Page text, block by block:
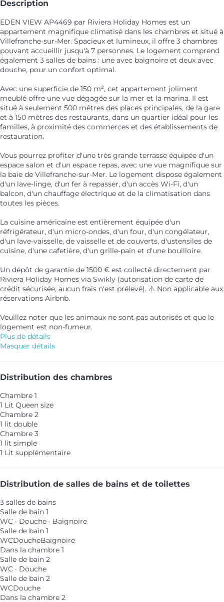
Description
EDEN VIEW AP4469 par Riviera Holiday Homes est un
appartement magnifique climatisé dans les chambres et situé à
Villefranche-sur-Mer. Spacieux et lumineux, il offre 3 chambres
pouvant accueillir jusqu'à 7 personnes. Le logement comprend
également 3 salles de bains : une avec baignoire et deux avec
douche, pour un confort optimal.
Avec une superficie de 150 m², cet appartement joliment
meublé offre une vue dégagée sur la mer et la marina. Il est
situé à seulement 500 mètres des places principales, de la gare
et à 150 mètres des restaurants, dans un quartier idéal pour les
familles, à proximité des commerces et des établissements de
restauration.
Vous pourrez profiter d'une très grande terrasse équipée d'un
espace salon et d'un espace repas, avec une vue magnifique sur
la baie de Villefranche-sur-Mer. Le logement dispose également
d'un lave-linge, d'un fer à repasser, d'un accès Wi-Fi, d'un
balcon, d'un chauffage électrique et de la climatisation dans
toutes les pièces.
La cuisine américaine est entièrement équipée d'un
réfrigérateur, d'un micro-ondes, d'un four, d'un congélateur,
d'un lave-vaisselle, de vaisselle et de couverts, d'ustensiles de
cuisine, d'une cafetière, d'un grille-pain et d'une bouilloire.
Un dépôt de garantie de 1500 € est collecté directement par
Riviera Holiday Homes via Swikly (autorisation de carte de
crédit sécurisée, aucun frais n'est prélevé). ⚠️ Non applicable aux
réservations Airbnb.
Veuillez noter que les animaux ne sont pas autorisés et que le
logement est non-fumeur.
Plus de détails
Masquer détails
Distribution des chambres
Chambre 1
1 Lit Queen size
Chambre 2
1 lit double
Chambre 3
1 lit simple
1 Lit supplémentaire
Distribution de salles de bains et de toilettes
3 salles de bains
Salle de bain 1
WC · Douche · Baignoire
Salle de bain 1
WCDoucheBaignoire
Dans la chambre 1
Salle de bain 2
WC · Douche
Salle de bain 2
WCDouche
Dans la chambre 2